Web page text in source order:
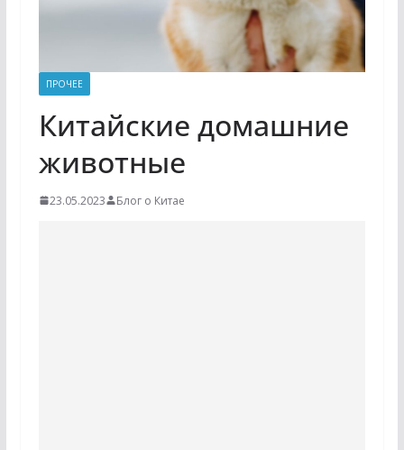
ПРОЧЕЕ
Китайские домашние
животные
23.05.2023 Блог о Китае